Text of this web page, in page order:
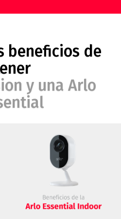
beneficios de
y una Arlo